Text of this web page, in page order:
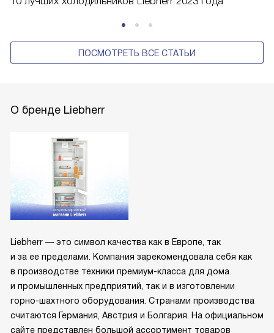
ПОСМОТРЕТЬ ВСЕ СТАТЬИ
О бренде Liebherr
Liebherr — это символ качества как в Европе, так
и за ее пределами. Компания зарекомендовала себя как
в производстве техники премиум-класса для дома
и промышленных предприятий, так и в изготовлении
горно-шахтного оборудования. Странами производства
считаются Германия, Австрия и Болгария. На официальном
сайте представлен большой ассортимент товаров